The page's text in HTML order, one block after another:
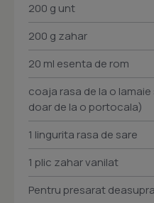
200 g unt
200 g zahar
20 ml esenta de rom
coaja rasa de la o
doar de la o portocala)
1 lingurita rasa de sare
1 plic zahar vanilat
Pentru presarat